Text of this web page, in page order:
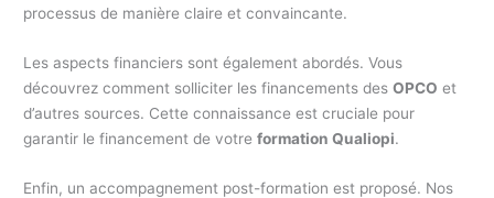
processus de manière claire et convaincante.
Les aspects financiers sont également abordés. Vous
découvrez comment solliciter les financements desOPCO et
d’autres sources. Cette connaissance est cruciale pour
garantir le financement de votreformation Qualiopi.
Enfin, un accompagnement post-formation est proposé. Nos